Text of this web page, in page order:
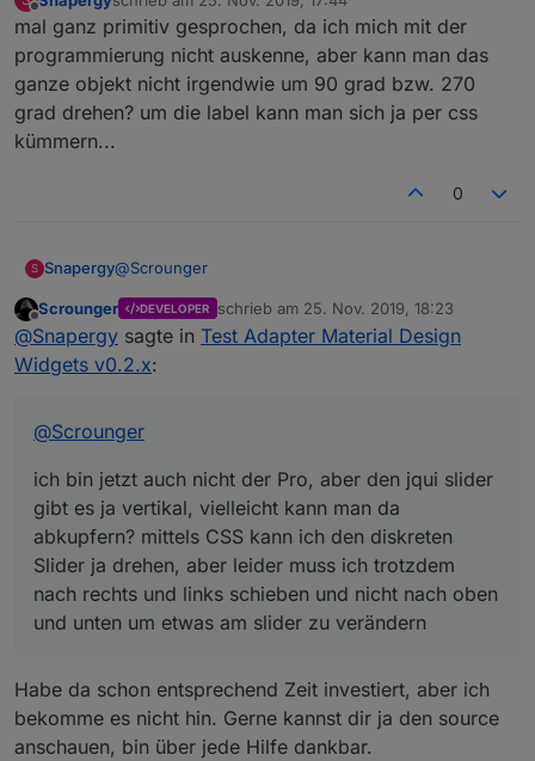
Offline zuletzt editiert von
mal ganz primitiv gesprochen, da ich mich mit der
programmierung nicht auskenne, aber kann man das
ganze objekt nicht irgendwie um 90 grad bzw. 270
grad drehen? um die label kann man sich ja per css
kümmern...
0
S Snapergy@Scrounger
ich bin jetzt auch nicht der Pro, aber den jqui slider
gibt es ja vertikal, vielleicht kann man da abkupfern?
mittels CSS kann ich den diskreten Slider ja drehen,
am slider zu verändern
Offline
Scrounger DEVELOPER schrieb am 25. Nov. 2019, 18:23
zuletzt editiert von
@Snapergy sagte in Test Adapter Material Design
Widgets v0.2.x:
@Scrounger
ich bin jetzt auch nicht der Pro, aber den jqui slider
gibt es ja vertikal, vielleicht kann man da
abkupfern? mittels CSS kann ich den diskreten
Slider ja drehen, aber leider muss ich trotzdem
nach rechts und links schieben und nicht nach oben
und unten um etwas am slider zu verändern
Habe da schon entsprechend Zeit investiert, aber ich
bekomme es nicht hin. Gerne kannst dir ja den source
anschauen, bin über jede Hilfe dankbar.